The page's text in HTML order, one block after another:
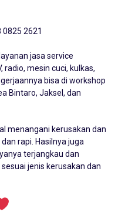
0825 2621
jasa service
mesin cuci, kulkas,
bisa di workshop
Bintaro, Jaksel, dan
menangani kerusakan dan
rapi. Hasilnya juga
terjangkau dan
jenis kerusakan dan